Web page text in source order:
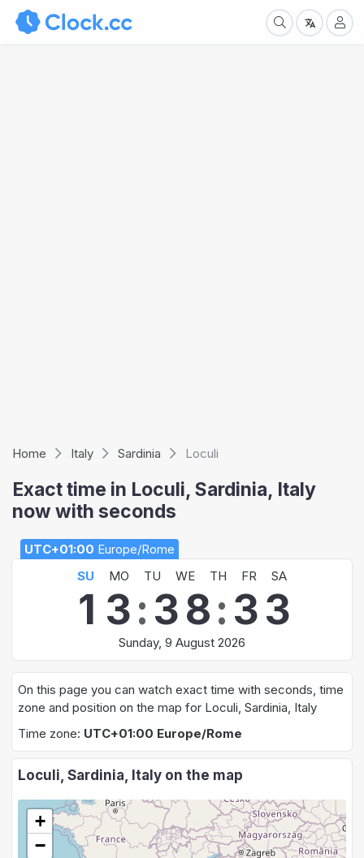
Home Italy Sardinia Loculi
Exact time in Loculi, Sardinia, Italy
now with seconds
UTC+01:00 Europe/Rome
SU
MO TU WE TH FR SA
1 3: 38: 33
Sunday, 9 August 2026
On this page you can watch exact time with seconds, time
zone and position on the map for Loculi, Sardinia, Italy
Time zone: UTC+01:00 Europe/Rome
Loculi, Sardinia, Italy on the map
+
−